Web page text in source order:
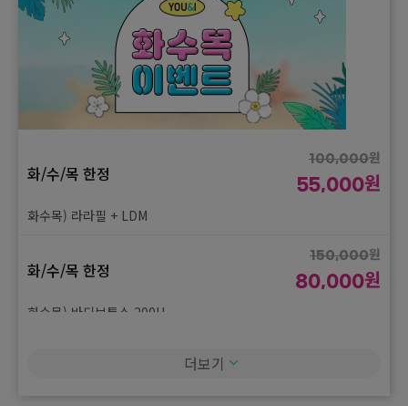
화/수/목 한정
100,000원
55,000원
화수목) 라라필 + LDM
화/수/목 한정
150,000원
80,000원
화수목) 바디보톡스 200U
더보기